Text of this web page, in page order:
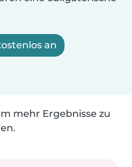
an
mehr Ergebnisse zu